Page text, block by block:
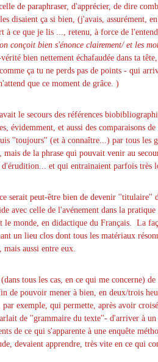
de paraphraser, d'apprécier, de dire
disaient ça si bien, (j'avais, assurément,
ce que je lis ..., retenu, à force de
conçoit bien s'énonce clairement/ et les
bien nettement échafaudée dans ta
ça tu ne perds pas de points - qui
que ce moment de grâce. )
le secours des références
évidemment, et aussi des comparaisons de
''toujours'' (et à connaître...) par tous les
de la phrase qui pouvait venir au
et qui entrainaient parfois très
serait peut-être bien de devenir ''titulaire''
avec celle de l'avénement dans la pratique
monde, en didactique du Français. La
un lieu clos dont tous les matériaux
aussi entre eux.
tous les cas, en ce qui me concerne)
de pouvoir mener à bien, en deux/trois
exemple, qui permette, après avoir
de ''grammaire du texte''- d'arriver à un
de ce qui s'apparente à une enquête
devaient apprendre, très vite en ce qui